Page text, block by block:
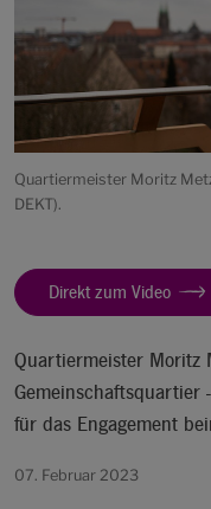
Quartiermeister Moritz
DEKT).
Direkt zum Video
Quartiermeister Moritz
Gemeinschaftsquartier
für das Engagement
07. Februar 2023